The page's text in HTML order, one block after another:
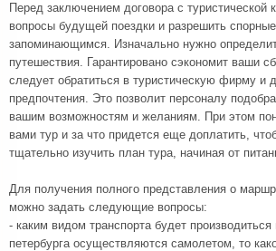
Перед заключением договора с
вопросы будущей поездки и разрешить
запоминающимся. Изначально нужно
путешествия. Гарантировано сэкономит ваши
следует обратиться в туристическую фирму и
предпочтения. Это позволит персоналу
вашим возможностям и желаниям. При этом
вами тур и за что придется еще доплатить,
тщательно изучить план тура, начиная от
Для получения полного представления о
можно задать следующие вопросы:
- каким видом транспорта будет
петербурга осуществляются самолетом, то